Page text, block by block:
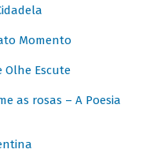
Momento
Olhe Escute
as rosas – A Poesia